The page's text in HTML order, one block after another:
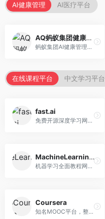
AI健康管理 AI医疗平台
AQ蚂蚁集团健康管家
蚂蚁集团AI健康管理服务，专注于个人健康监测。面向个人用户，提供健康评估、慢病管理、健康建议等服务，健康管理便捷。
在线课程平台 中文学习平台
fast.ai
免费开源深度学习网站，专注于实用AI教学。面向开发者，提供免费深度学习课程、实战项目、代码库等资源，学习门槛低。
MachineLearningMastery
机器学习全面教程网站，专注于实用技能教学。面向开发者，提供机器学习算法、Python实现、项目实战等教程，实用性强。
Coursera
知名MOOC平台，整合全球顶尖大学课程资源。面向学习者，提供AI、机器学习、深度学习等课程，证书认可度高，课程质量专业。